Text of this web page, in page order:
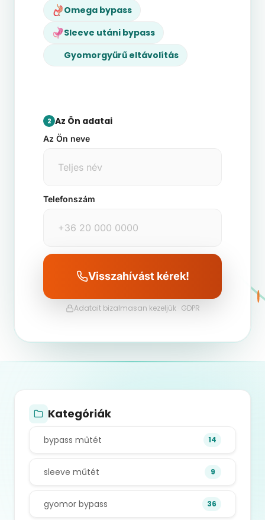
Omega bypass
Sleeve utáni bypass
Gyomorgyűrű eltávolítás
2 Az Ön adatai
Az Ön neve
Telefonszám
Visszahívást kérek!
Adatait bizalmasan kezeljük · GDPR
Kategóriák
bypass műtét 14
sleeve műtét 9
gyomor bypass 36